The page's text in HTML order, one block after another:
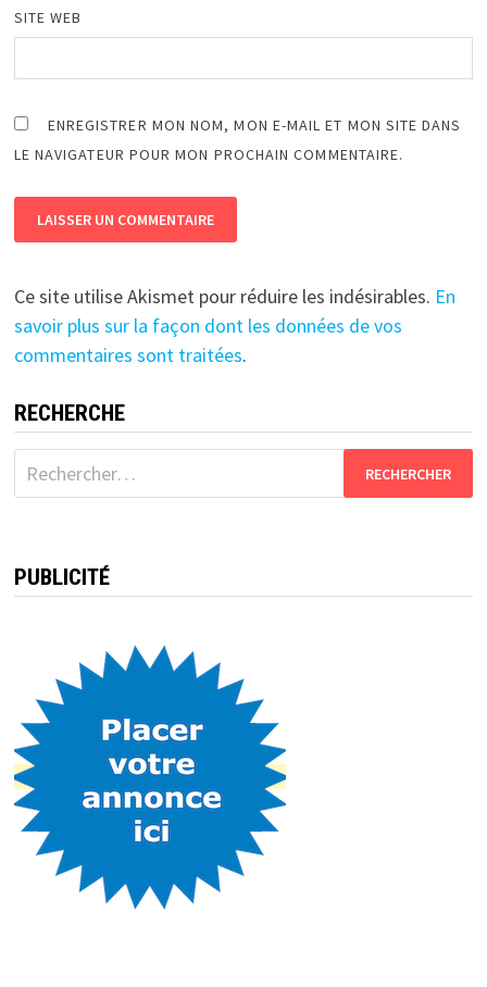
SITE WEB
ENREGISTRER MON NOM, MON E-MAIL ET MON SITE DANS
LE NAVIGATEUR POUR MON PROCHAIN COMMENTAIRE.
Ce site utilise Akismet pour réduire les indésirables. En
savoir plus sur la façon dont les données de vos
commentaires sont traitées.
RECHERCHE
Rechercher :
PUBLICITÉ